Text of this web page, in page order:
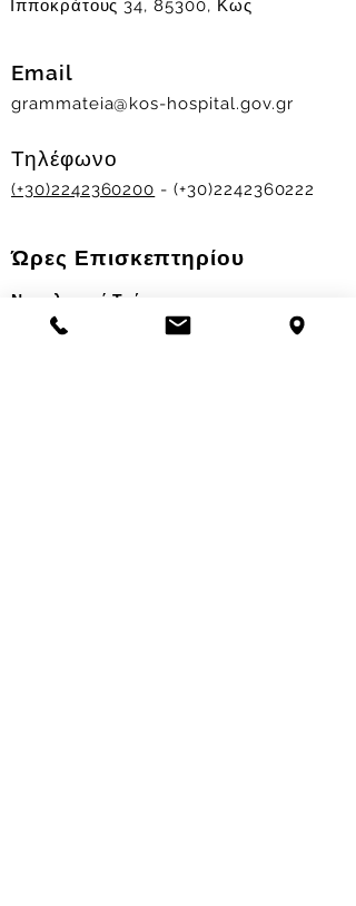
Ιπποκράτους 34, 85300, Κως
Email
grammateia@kos-hospital.gov.gr
Τηλέφωνο
(+30)2242360200 - (+30)2242360222
Ώρες Επισκεπτηρίου
Νοσηλευτικά Τμήματα
Χειμερινό ωράριο: 11.00-13.00
17.30-19.30